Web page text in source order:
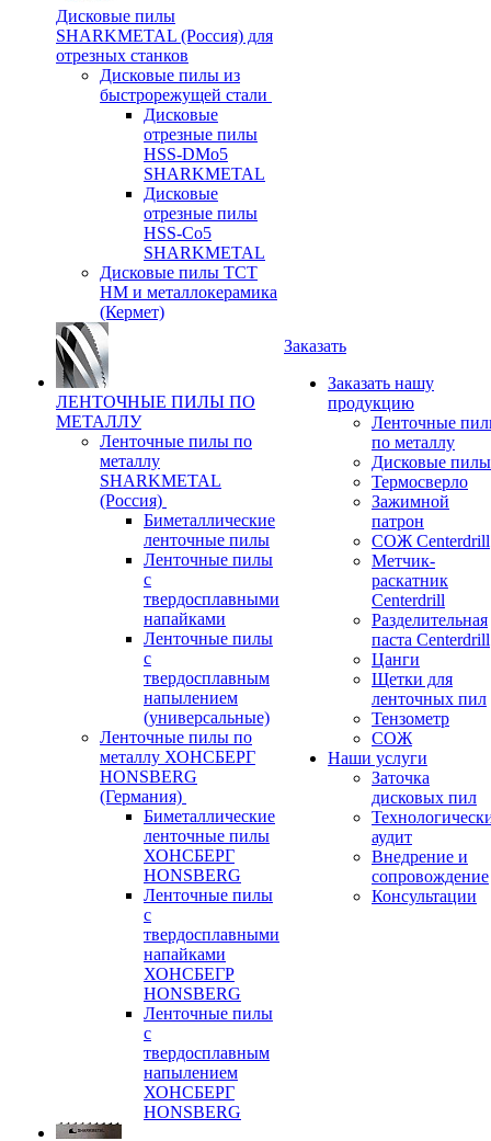
Дисковые пилы
SHARKMETAL (Россия) для
отрезных станков
Дисковые пилы из
быстрорежущей стали
Дисковые
отрезные пилы
HSS-DMo5
SHARKMETAL
Дисковые
отрезные пилы
HSS-Co5
SHARKMETAL
Дисковые пилы ТСТ
НМ и металлокерамика
(Кермет)
ЛЕНТОЧНЫЕ ПИЛЫ ПО
МЕТАЛЛУ
Ленточные пилы по
металлу
SHARKMETAL
(Россия)
Биметаллические
ленточные пилы
Ленточные пилы
с
твердосплавными
напайками
Ленточные пилы
с
твердосплавным
напылением
(универсальные)
Ленточные пилы по
металлу ХОНСБЕРГ
HONSBERG
(Германия)
Биметаллические
ленточные пилы
ХОНСБЕРГ
HONSBERG
Ленточные пилы
с
твердосплавными
напайками
ХОНСБЕГР
HONSBERG
Ленточные пилы
с
твердосплавным
напылением
ХОНСБЕРГ
HONSBERG
Заказать
Заказать нашу
продукцию
Ленточные
по металлу
Дисковые пилы
Термосверло
Зажимной
патрон
СОЖ Centerdrill
Метчик-
раскатник
Centerdrill
Разделительная
паста Centerdrill
Цанги
Щетки для
ленточных пил
Тензометр
СОЖ
Наши услуги
Заточка
дисковых пил
аудит
Внедрение и
сопровождение
Консультации